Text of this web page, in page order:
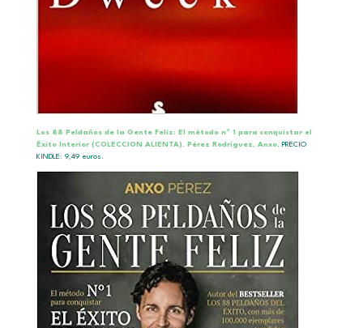
Los 88 Peldaños de la Gente Feliz: El método nº 1 para conquistar el
Éxito Interior (COLECCION ALIENTA).
Pérez Rodríguez, Anxo. PRECIO
KINDLE: 9,49 euros.